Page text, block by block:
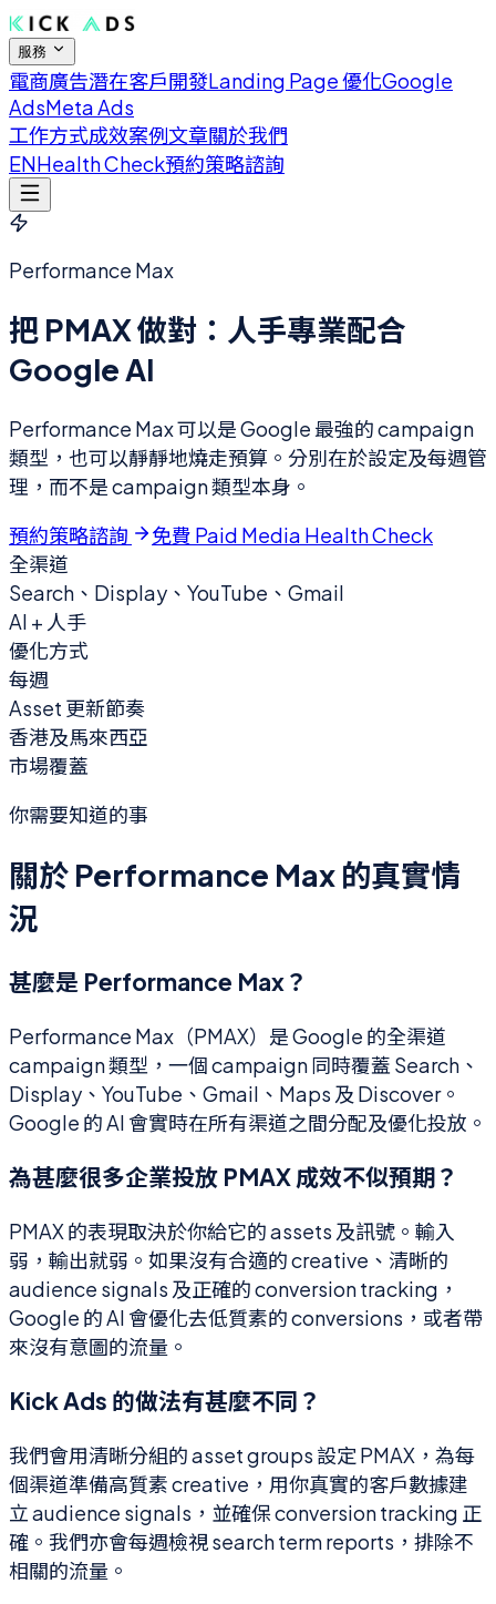
服務
電商廣告潛在客戶開發Landing Page 優化Google
AdsMeta Ads
工作方式成效案例文章關於我們
ENHealth Check預約策略諮詢
Performance Max
把 PMAX 做對：人手專業配合
Google AI
Performance Max 可以是 Google 最強的 campaign
類型，也可以靜靜地燒走預算。分別在於設定及每週管
理，而不是 campaign 類型本身。
預約策略諮詢
免費 Paid Media Health Check
全渠道
Search、Display、YouTube、Gmail
AI + 人手
優化方式
每週
Asset 更新節奏
香港及馬來西亞
市場覆蓋
你需要知道的事
關於 Performance Max 的真實情
況
甚麼是 Performance Max？
Performance Max（PMAX）是 Google 的全渠道
campaign 類型，一個 campaign 同時覆蓋 Search、
Display、YouTube、Gmail、Maps 及 Discover。
Google 的 AI 會實時在所有渠道之間分配及優化投放。
為甚麼很多企業投放 PMAX 成效不似預期？
PMAX 的表現取決於你給它的 assets 及訊號。輸入
弱，輸出就弱。如果沒有合適的 creative、清晰的
audience signals 及正確的 conversion tracking，
Google 的 AI 會優化去低質素的 conversions，或者帶
來沒有意圖的流量。
Kick Ads 的做法有甚麼不同？
我們會用清晰分組的 asset groups 設定 PMAX，為每
個渠道準備高質素 creative，用你真實的客戶數據建
立 audience signals，並確保 conversion tracking 正
確。我們亦會每週檢視 search term reports，排除不
相關的流量。